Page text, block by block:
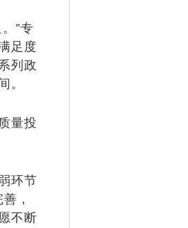
”专
足度
列政
。
量投
环节
，
不断